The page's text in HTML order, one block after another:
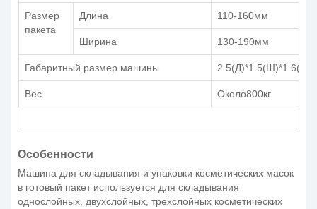
Размер
пакета
Длина 110-160мм
Ширина 130-190мм
Габаритный размер машины 2.5(Д)*1.5(Ш)*1.6(В)м
Вес Около800кг
Особенности
Машина для складывания и упаковки косметических масок
в готовый пакет используется для складывания
однослойных, двухслойных, трехслойных косметических